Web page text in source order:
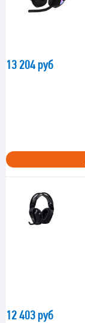
13 204 руб
12 403 руб